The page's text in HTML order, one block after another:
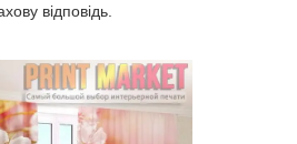
відповідь.